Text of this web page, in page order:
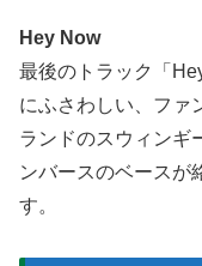
Hey Now
最後のトラック「
にふさわしい、ファ
ランドのスウィンギ
ンバースのベースが
す。